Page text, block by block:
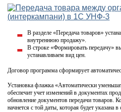
В разделе «Передача товаров»
внутреннюю продажу».
В строке «Формировать передачу»
устанавливаем вид цен.
Договор программа сформирует
Установка флажка «Автоматически
обеспечит учет изменений в документах
обновление документов передачи товаров.
начнется с той даты, которая будет указана